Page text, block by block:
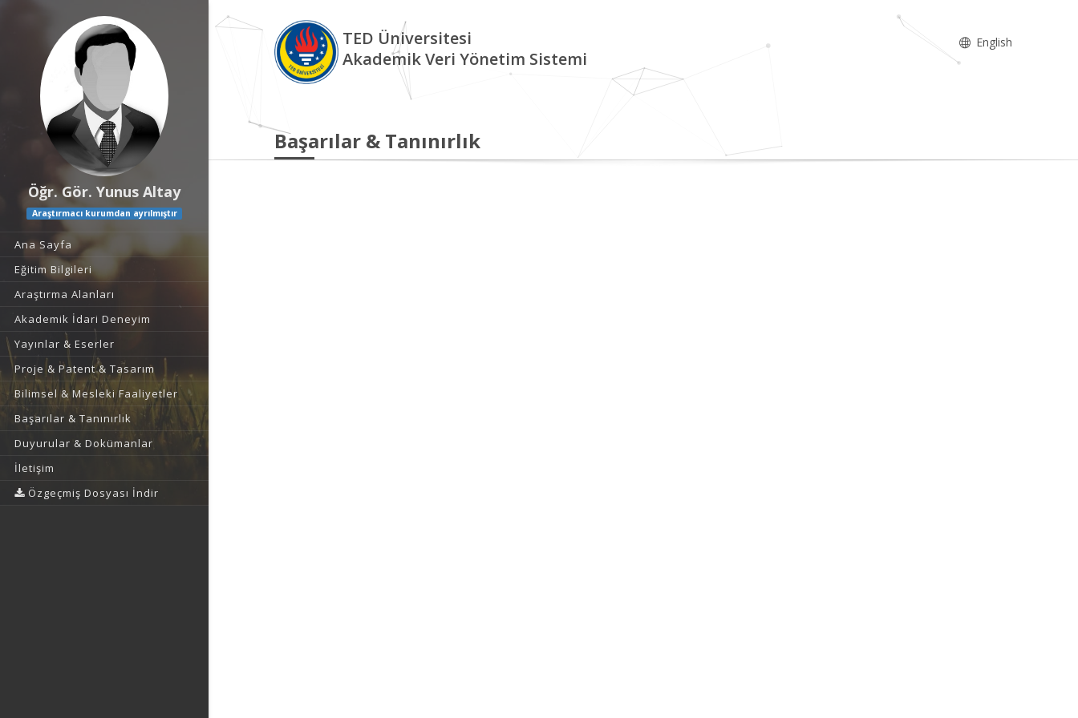
Öğr. Gör. Yunus Altay
Araştırmacı kurumdan ayrılmıştır
Ana Sayfa
Eğitim Bilgileri
Araştırma Alanları
Akademik İdari Deneyim
Yayınlar & Eserler
Proje & Patent & Tasarım
Bilimsel & Mesleki Faaliyetler
Başarılar & Tanınırlık
Duyurular & Dokümanlar
İletişim
Özgeçmiş Dosyası İndir
TED Üniversitesi
Akademik Veri Yönetim Sistemi
English
Başarılar & Tanınırlık